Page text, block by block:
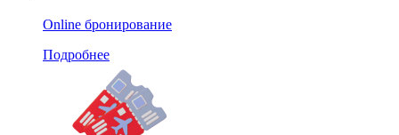
Online бронирование
Подробнее